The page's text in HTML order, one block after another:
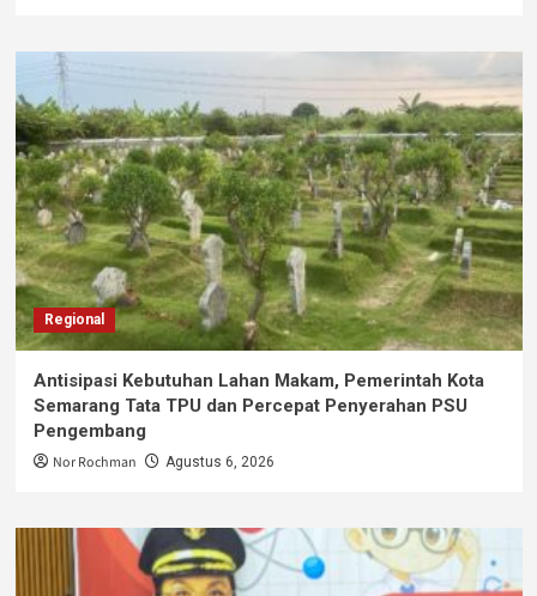
Regional
Antisipasi Kebutuhan Lahan Makam, Pemerintah Kota
Semarang Tata TPU dan Percepat Penyerahan PSU
Pengembang
Nor Rochman Agustus 6, 2026